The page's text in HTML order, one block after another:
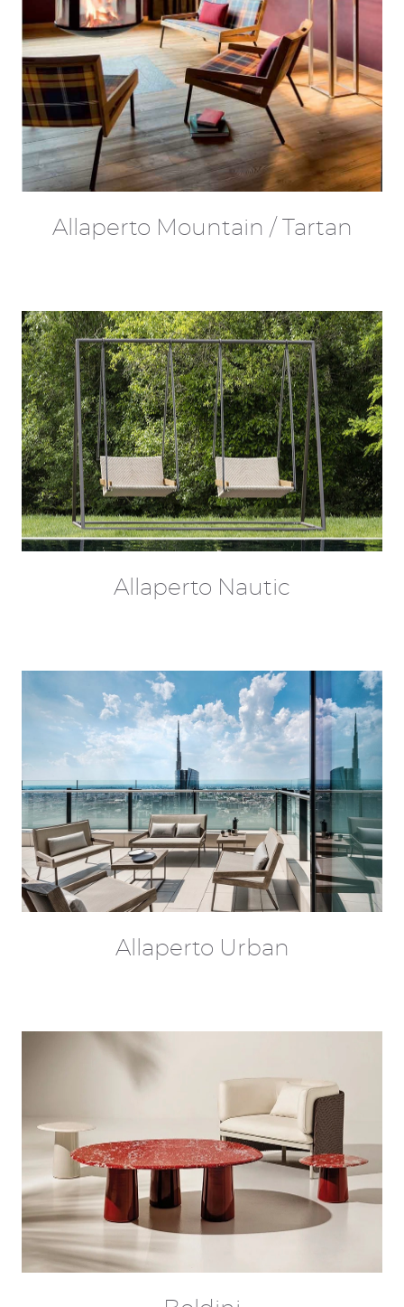
Allaperto Mountain / Tartan
Allaperto Nautic
Allaperto Urban